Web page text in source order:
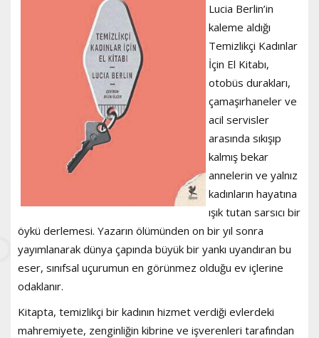
Lucia Berlin’in
kaleme aldığı
Temizlikçi Kadınlar
İçin El Kitabı,
otobüs durakları,
çamaşırhaneler ve
acil servisler
arasında sıkışıp
kalmış bekar
annelerin ve yalnız
kadınların hayatına
ışık tutan sarsıcı bir
öykü derlemesi. Yazarın ölümünden on bir yıl sonra
yayımlanarak dünya çapında büyük bir yankı uyandıran bu
eser, sınıfsal uçurumun en görünmez olduğu ev içlerine
odaklanır.
Kitapta, temizlikçi bir kadının hizmet verdiği evlerdeki
mahremiyete, zenginliğin kibrine ve işverenleri tarafından